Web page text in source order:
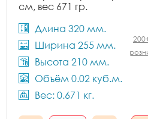
см, вес 671 гр.
Длина 320 мм.
Ширина 255 мм.
Высота 210 мм.
Объём 0.02 куб.м.
Вес: 0.671 кг.